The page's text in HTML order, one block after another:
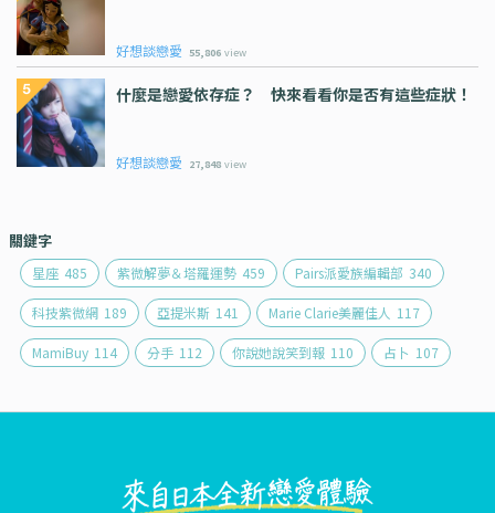
好想談戀愛 55,806 view
什麼是戀愛依存症？ 快來看看你是否有這些症狀！
好想談戀愛 27,848 view
關鍵字
星座 485 紫微解夢＆塔羅運勢 459 Pairs派愛族編輯部 340
科技紫微網 189 亞提米斯 141 Marie Clarie美麗佳人 117
MamiBuy 114 分手 112 你說她說笑到報 110 占卜 107